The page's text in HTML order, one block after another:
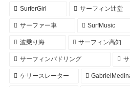
SurferGirl サーフィン辻堂
サーファー車 SurfMusic
波乗り海 サーフィン高知
サーフィンパドリング
ケリースレーター